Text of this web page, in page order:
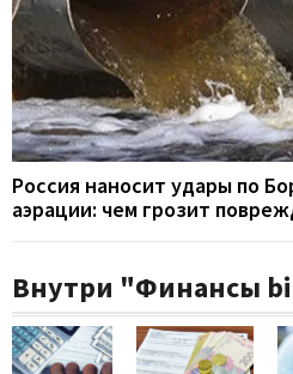
Россия наносит удары по
аэрации: чем грозит
Внутри "Финансы